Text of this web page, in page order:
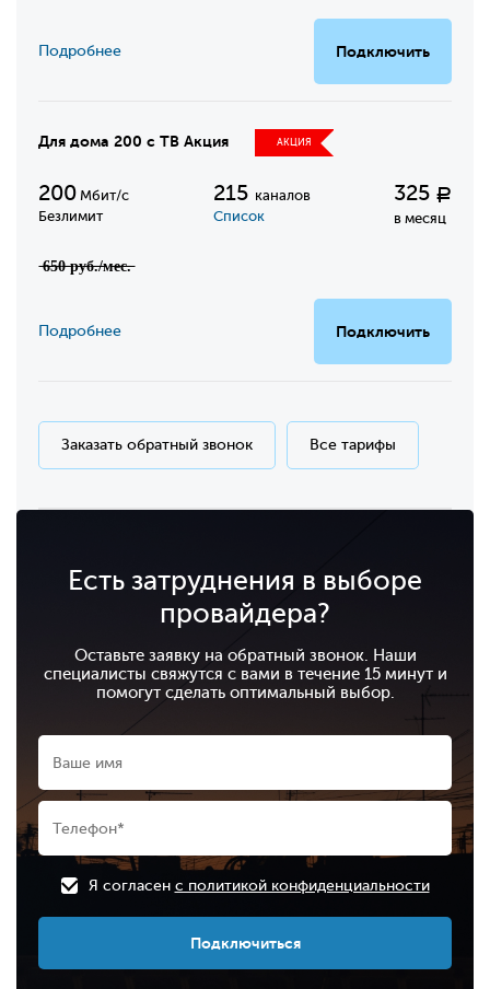
Подключить
Подробнее
Для дома 200 с ТВ Акция АКЦИЯ
200 Мбит/с
Безлимит
215каналов
Список
325 Р
в месяц
̶6̶5̶0̶ ̶р̶у̶б̶.̶/̶м̶е̶с̶.̶
Подключить
Подробнее
Заказать обратный звонок Все тарифы
Есть затруднения в выборе
провайдера?
Оставьте заявку на обратный звонок. Наши
специалисты свяжутся с вами в течение 15 минут и
помогут сделать оптимальный выбор.
Я согласен с политикой конфиденциальности
Подключиться